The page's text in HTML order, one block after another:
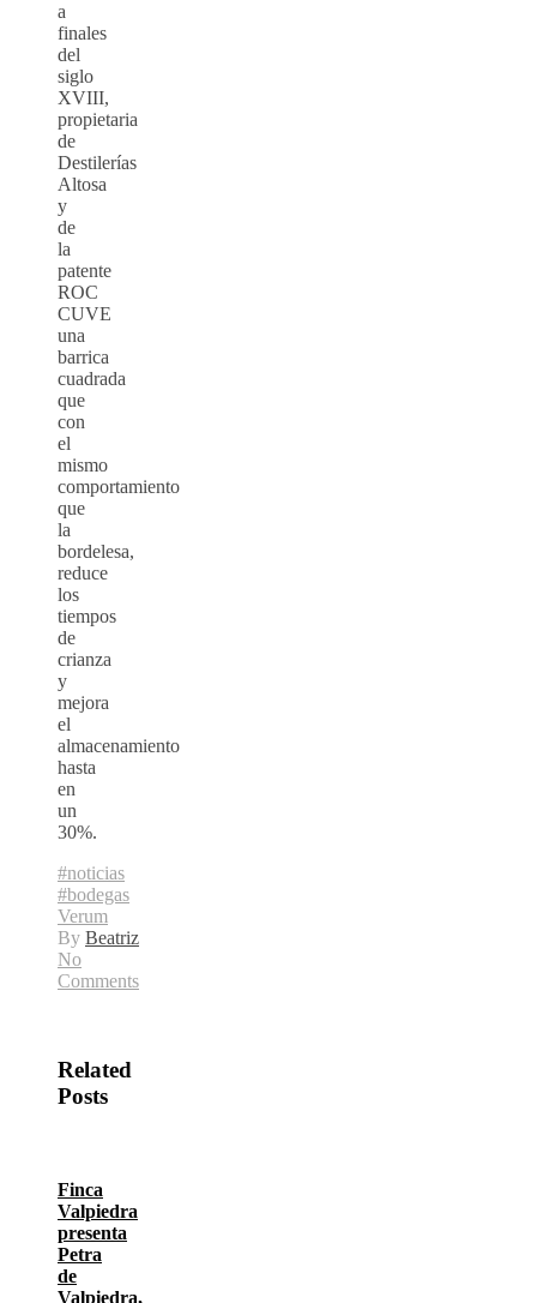
a
finales
del
siglo
XVIII,
propietaria
de
Destilerías
Altosa
y
de
la
patente
ROC
CUVE
una
barrica
cuadrada
que
con
el
mismo
comportamiento
que
la
bordelesa,
reduce
los
tiempos
de
crianza
y
mejora
el
almacenamiento
hasta
en
un
30%.
#noticias
#bodegas
Verum
By Beatriz
No
Comments
Related
Posts
Finca
Valpiedra
presenta
Petra
de
Valpiedra,